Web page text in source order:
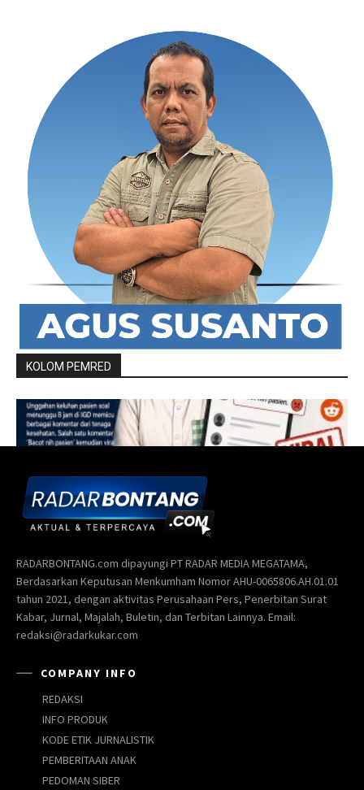
RADARBONTANG.com dipayungi PT RADAR MEDIA MEGATAMA,
Berdasarkan Keputusan Menkumham Nomor AHU-0065806.AH.01.01
tahun 2021, dengan aktivitas Perusahaan Pers, Penerbitan Surat
Kabar, Jurnal, Majalah, Buletin, dan Terbitan Lainnya. Email:
redaksi@radarkukar.com
COMPANY INFO
REDAKSI
INFO PRODUK
KODE ETIK JURNALISTIK
PEMBERITAAN ANAK
PEDOMAN SIBER